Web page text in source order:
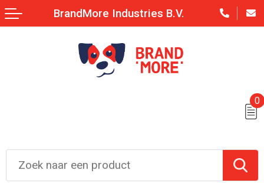
0
BrandMore Industries B.V.